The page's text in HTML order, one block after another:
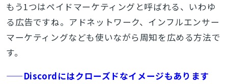
もう1つはペイドマーケティングと呼ばれる、いわゆ
る広告ですね。アドネットワーク、インフルエンサー
マーケティングなども使いながら周知を広める方法で
す。
——Discordにはクローズドなイメージもあります